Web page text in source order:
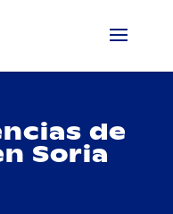
de
Soria